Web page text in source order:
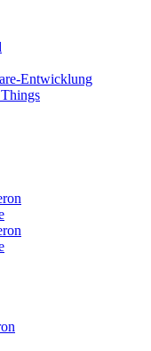
Entwicklung